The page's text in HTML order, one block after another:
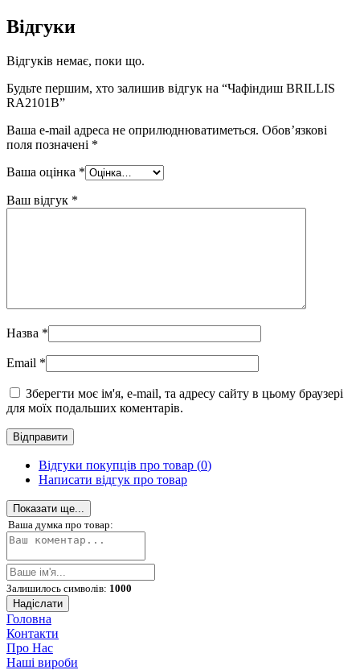
Відгуки
Відгуків немає, поки що.
Будьте першим, хто залишив відгук на “Чафіндиш BRILLIS
RA2101B”
Ваша e-mail адреса не оприлюднюватиметься. Обов’язкові
поля позначені *
Ваша оцінка *
Ваш відгук *
Назва *
Email *
Зберегти моє ім'я, e-mail, та адресу сайту в цьому браузері
для моїх подальших коментарів.
Відгуки покупців про товар (0)
Написати відгук про товар
Показати ще...
Ваша думка про товар:
Залишилось символів: 1000
Надіслати
Головна
Контакти
Про Нас
Наші вироби